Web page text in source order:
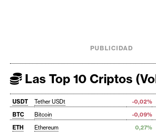
PUBLICIDAD
Las Top 10 Criptos
USDT Tether USDt -0,02%
BTC
Bitcoin -0,09%
ETH
Ethereum 0,27%